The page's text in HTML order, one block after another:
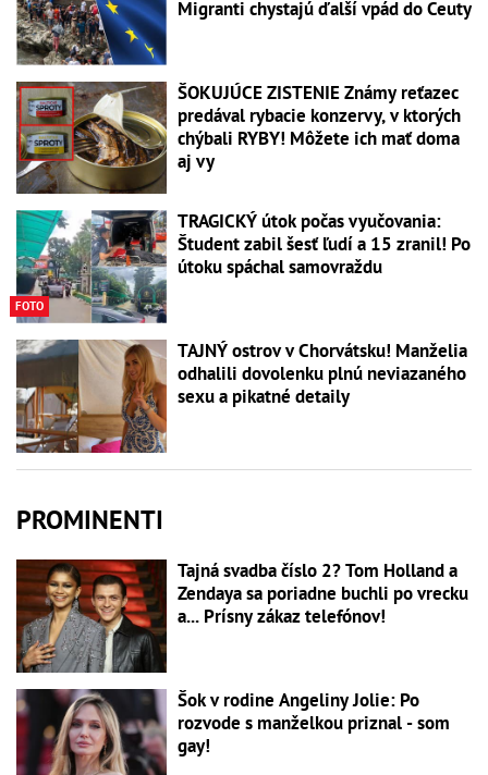
Migranti chystajú ďalší vpád do Ceuty
ŠOKUJÚCE ZISTENIE Známy reťazec
predával rybacie konzervy, v ktorých
chýbali RYBY! Môžete ich mať doma
aj vy
FOTO
TRAGICKÝ útok počas vyučovania:
Študent zabil šesť ľudí a 15 zranil! Po
útoku spáchal samovraždu
TAJNÝ ostrov v Chorvátsku! Manželia
odhalili dovolenku plnú neviazaného
sexu a pikatné detaily
PROMINENTI
Tajná svadba číslo 2? Tom Holland a
Zendaya sa poriadne buchli po vrecku
a... Prísny zákaz telefónov!
Šok v rodine Angeliny Jolie: Po
rozvode s manželkou priznal - som
gay!